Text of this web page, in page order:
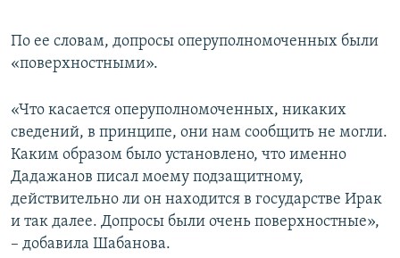
По ее словам, допросы оперуполномоченных были
«поверхностными».
«Что касается оперуполномоченных, никаких
сведений, в принципе, они нам сообщить не могли.
Каким образом было установлено, что именно
Дадажанов писал моему подзащитному,
действительно ли он находится в государстве Ирак
и так далее. Допросы были очень поверхностные»,
– добавила Шабанова.